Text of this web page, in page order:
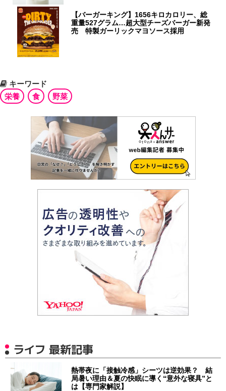
【バーガーキング】1656キロカロリー、総
重量527グラム…超大型チーズバーガー新発
売 特製ガーリックマヨソース採用
キーワード
栄養
食 野菜
ライフ 最新記事
熱帯夜に「接触冷感」シーツは逆効果？ 結
局暑い理由＆夏の快眠に導く“意外な寝具”と
は【専門家解説】